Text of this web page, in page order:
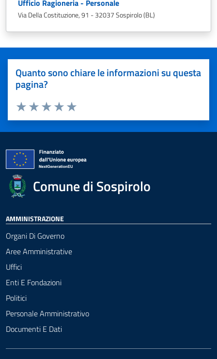
Ufficio Ragioneria - Personale
Via Della Costituzione, 91 - 32037 Sospirolo (BL)
Quanto sono chiare le informazioni su questa
pagina?
Valuta 5 stelle su 5
Valuta 4 stelle su 5
Valuta 3 stelle su 5
Valuta 2 stelle su 5
Valuta 1 stelle su 5
Comune di Sospirolo
AMMINISTRAZIONE
Organi Di Governo
Aree Amministrative
Uffici
Enti E Fondazioni
Politici
Personale Amministrativo
Documenti E Dati